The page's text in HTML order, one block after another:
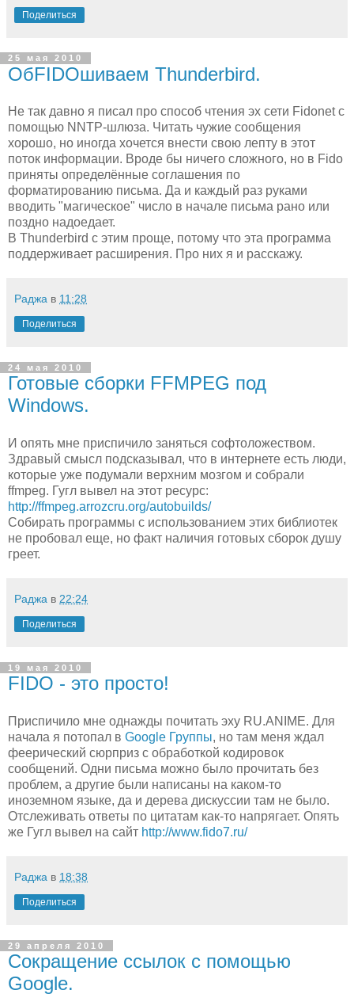
Поделиться
25 мая 2010
ОбFIDOшиваем Thunderbird.
Не так давно я писал про способ чтения эх сети Fidonet с
помощью NNTP-шлюза. Читать чужие сообщения
хорошо, но иногда хочется внести свою лепту в этот
поток информации. Вроде бы ничего сложного, но в Fido
приняты определённые соглашения по
форматированию письма. Да и каждый раз руками
вводить "магическое" число в начале письма рано или
поздно надоедает.
В Thunderbird с этим проще, потому что эта программа
поддерживает расширения. Про них я и расскажу.
Раджа в 11:28
Поделиться
24 мая 2010
Готовые сборки FFMPEG под
Windows.
И опять мне приспичило заняться софтоложеством.
Здравый смысл подсказывал, что в интернете есть люди,
которые уже подумали верхним мозгом и собрали
ffmpeg. Гугл вывел на этот ресурс:
http://ffmpeg.arrozcru.org/autobuilds/
Собирать программы с использованием этих библиотек
не пробовал еще, но факт наличия готовых сборок душу
греет.
Раджа в 22:24
Поделиться
19 мая 2010
FIDO - это просто!
Приспичило мне однажды почитать эху RU.ANIME. Для
начала я потопал в Google Группы, но там меня ждал
феерический сюрприз с обработкой кодировок
сообщений. Одни письма можно было прочитать без
проблем, а другие были написаны на каком-то
иноземном языке, да и дерева дискуссии там не было.
Отслеживать ответы по цитатам как-то напрягает. Опять
же Гугл вывел на сайт http://www.fido7.ru/
Раджа в 18:38
Поделиться
29 апреля 2010
Сокращение ссылок с помощью
Google.